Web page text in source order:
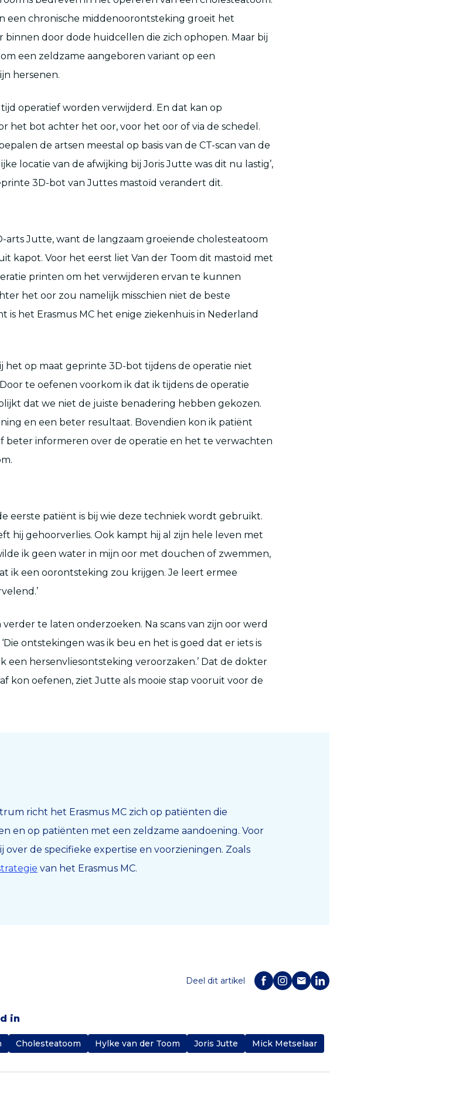
een chronische middenoorontsteking groeit het
binnen door dode huidcellen die zich ophopen. Maar bij
een zeldzame aangeboren variant op een
hersenen.
operatief worden verwijderd. En dat kan op
het bot achter het oor, voor het oor of via de schedel.
de artsen meestal op basis van de CT-scan van de
locatie van de afwijking bij Joris Jutte was dit nu lastig’,
3D-bot van Juttes mastoïd verandert dit.
arts Jutte, want de langzaam groeiende cholesteatoom
kapot. Voor het eerst liet Van der Toom dit mastoïd met
printen om het verwijderen ervan te kunnen
het oor zou namelijk misschien niet de beste
is het Erasmus MC het enige ziekenhuis in Nederland
het op maat geprinte 3D-bot tijdens de operatie niet
te oefenen voorkom ik dat ik tijdens de operatie
dat we niet de juiste benadering hebben gekozen.
en een beter resultaat. Bovendien kon ik patiënt
beter informeren over de operatie en het te verwachten
eerste patiënt is bij wie deze techniek wordt gebruikt.
hij gehoorverlies. Ook kampt hij al zijn hele leven met
ik geen water in mijn oor met douchen of zwemmen,
ik een oorontsteking zou krijgen. Je leert ermee
te laten onderzoeken. Na scans van zijn oor werd
ontstekingen was ik beu en het is goed dat er iets is
een hersenvliesontsteking veroorzaken.’ Dat de dokter
kon oefenen, ziet Jutte als mooie stap vooruit voor de
richt het Erasmus MC zich op patiënten die
en op patiënten met een zeldzame aandoening. Voor
over de specifieke expertise en voorzieningen. Zoals
van het Erasmus MC.
Deel dit artikel
in
Cholesteatoom Hylke van der Toom Joris Jutte Mick Metselaar